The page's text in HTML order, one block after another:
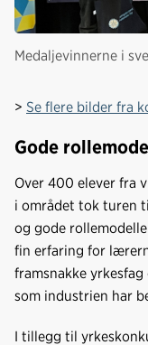
Medaljevinnerne i
> Se flere bilder fra
Gode
Over 400 elever fra
i området tok turen
og gode
fin erfaring for
framsnakke
som industrien har
I tillegg til